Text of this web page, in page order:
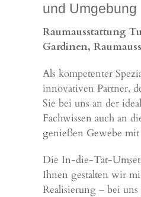
und Umgebung
Raumausstattung
Gardinen,
Als kompetenter
innovativen Partner,
Sie bei uns an der
Fachwissen auch an
genießen Gewebe
Die In-die-Tat-
Ihnen gestalten wir
Realisierung – bei